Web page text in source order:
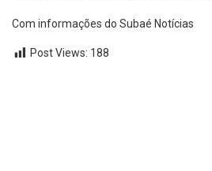
Com informações do Subaé Notícias
Post Views: 188